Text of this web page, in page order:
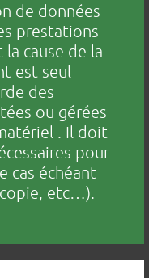
de données
prestations
la cause de la
est seul
des
ou gérées
. Il doit
pour
cas échéant
etc…).